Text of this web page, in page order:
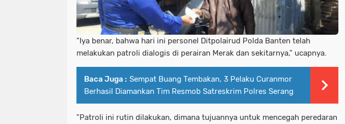
"Iya benar, bahwa hari ini personel Ditpolairud Polda Banten telah
melakukan patroli dialogis di perairan Merak dan sekitarnya," ucapnya.
Baca Juga : Sempat Buang Tembakan, 3 Pelaku Curanmor
Berhasil Diamankan Tim Resmob Satreskrim Polres Serang
"Patroli ini rutin dilakukan, dimana tujuannya untuk mencegah peredaran